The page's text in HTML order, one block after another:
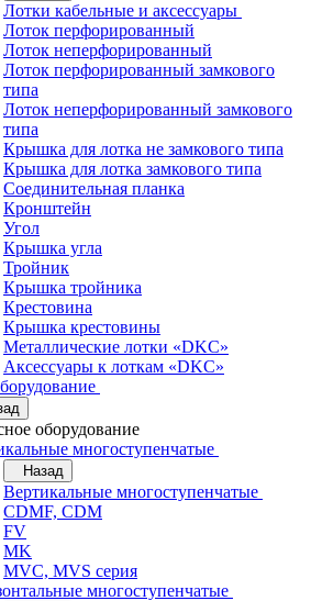
Лотки кабельные и аксессуары
Лоток перфорированный
Лоток неперфорированный
Лоток перфорированный замкового
типа
Лоток неперфорированный замкового
типа
Крышка для лотка не замкового типа
Крышка для лотка замкового типа
Соединительная планка
Кронштейн
Угол
Крышка угла
Тройник
Крышка тройника
Крестовина
Крышка крестовины
Металлические лотки «DKC»
Аксессуары к лоткам «DKC»
оборудование
многоступенчатые
Назад
Вертикальные многоступенчатые
CDMF, CDM
FV
MK
MVC, MVS серия
многоступенчатые